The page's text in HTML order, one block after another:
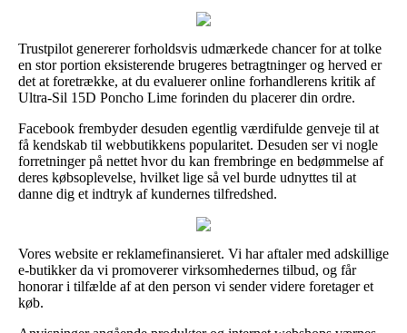
Trustpilot genererer forholdsvis udmærkede chancer for at tolke
en stor portion eksisterende brugeres betragtninger og herved er
det at foretrække, at du evaluerer online forhandlerens kritik af
Ultra-Sil 15D Poncho Lime forinden du placerer din ordre.
Facebook frembyder desuden egentlig værdifulde genveje til at
få kendskab til webbutikkens popularitet. Desuden ser vi nogle
forretninger på nettet hvor du kan frembringe en bedømmelse af
deres købsoplevelse, hvilket lige så vel burde udnyttes til at
danne dig et indtryk af kundernes tilfredshed.
Vores website er reklamefinansieret. Vi har aftaler med adskillige
e-butikker da vi promoverer virksomhedernes tilbud, og får
honorar i tilfælde af at den person vi sender videre foretager et
køb.